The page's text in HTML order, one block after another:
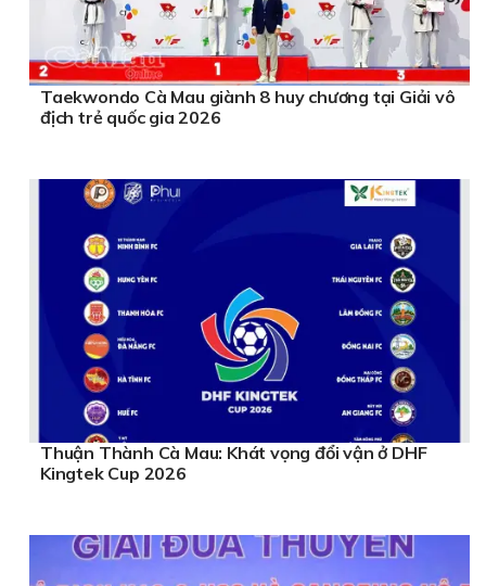
Taekwondo Cà Mau giành 8 huy chương tại Giải vô
địch trẻ quốc gia 2026
Thuận Thành Cà Mau: Khát vọng đổi vận ở DHF
Kingtek Cup 2026